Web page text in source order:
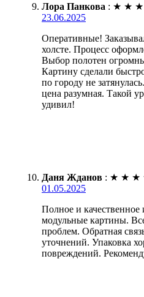
Лора Панкова : ★ ★ ★
23.06.2025
Оперативные!
холсте. Процесс
Выбор полотен
Картину сделали
по городу не
цена разумная. Такой
удивил!
Даня Жданов : ★ ★ ★
01.05.2025
Полное и качественное
модульные картины.
проблем. Обратная
уточнений. Упаковка
повреждений.